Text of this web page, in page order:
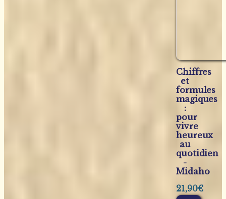
Chiffres
et
formules
magiques
:
pour
vivre
heureux
au
quotidien
-
Midaho
21,90€